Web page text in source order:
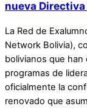
nueva
La Red de
Network Bolivia),
bolivianos que
programas de
oficialmente la
renovado que